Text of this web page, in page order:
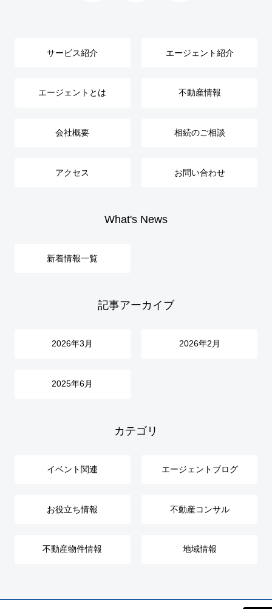
サービス紹介 エージェント紹介
エージェントとは 不動産情報
会社概要 相続のご相談
アクセス お問い合わせ
What's News
新着情報一覧
記事アーカイブ
2026年3月 2026年2月
2025年6月
カテゴリ
イベント関連 エージェントブログ
お役立ち情報 不動産コンサル
不動産物件情報 地域情報